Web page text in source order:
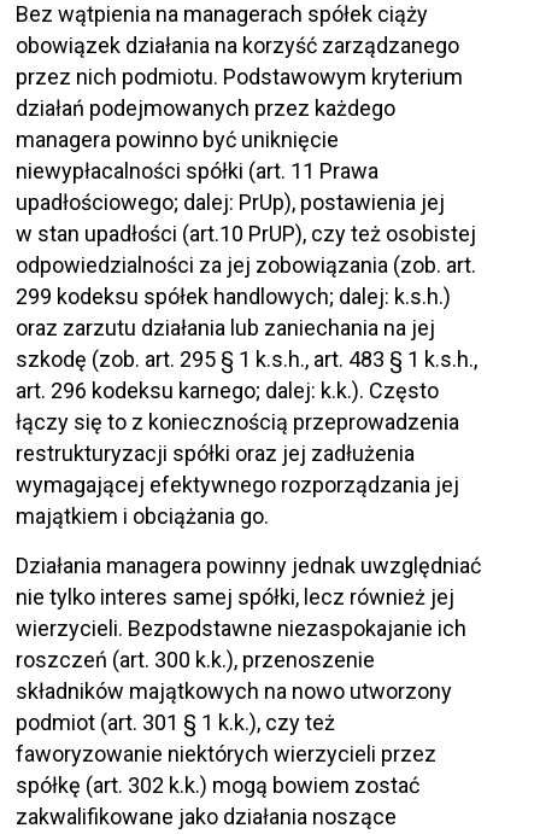
Bez wątpienia na managerach spółek ciąży
obowiązek działania na korzyść zarządzanego
przez nich podmiotu. Podstawowym kryterium
działań podejmowanych przez każdego
managera powinno być uniknięcie
niewypłacalności spółki (art. 11 Prawa
upadłościowego; dalej: PrUp), postawienia jej
w stan upadłości (art.10 PrUP), czy też osobistej
odpowiedzialności za jej zobowiązania (zob. art.
299 kodeksu spółek handlowych; dalej: k.s.h.)
oraz zarzutu działania lub zaniechania na jej
szkodę (zob. art. 295 § 1 k.s.h., art. 483 § 1 k.s.h.,
art. 296 kodeksu karnego; dalej: k.k.). Często
łączy się to z koniecznością przeprowadzenia
restrukturyzacji spółki oraz jej zadłużenia
wymagającej efektywnego rozporządzania jej
majątkiem i obciążania go.
Działania managera powinny jednak uwzględniać
nie tylko interes samej spółki, lecz również jej
wierzycieli. Bezpodstawne niezaspokajanie ich
roszczeń (art. 300 k.k.), przenoszenie
składników majątkowych na nowo utworzony
podmiot (art. 301 § 1 k.k.), czy też
faworyzowanie niektórych wierzycieli przez
spółkę (art. 302 k.k.) mogą bowiem zostać
zakwalifikowane jako działania noszące